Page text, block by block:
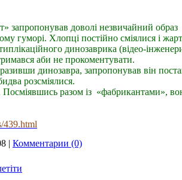
запропонував доволі незвичайний образ
гуморі. Хлопці постійно сміялися і
динозаврика (відео-
аби не прокоментувати.
динозавра, запропонував він
розсміялися.
разом із «фабрикантами»,
439.html
| Комментарии (0)